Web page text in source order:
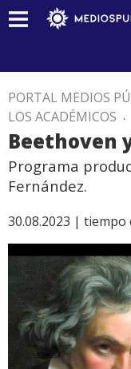
PORTAL MEDIOS
LOS ACADÉMICOS .
Beethoven
Programa
Fernández.
30.08.2023 | tiempo